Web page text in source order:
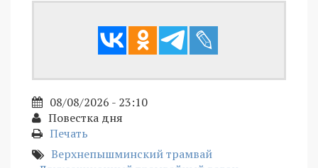
08/08/2026 - 23:10
Повестка дня
Печать
Верхнепышминский трамвай